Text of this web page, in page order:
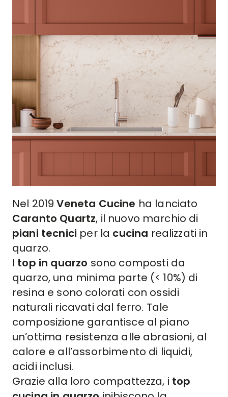
Nel 2019Veneta Cucine ha lanciato
Caranto Quartz, il nuovo marchio di
piani tecnici per la cucina realizzati in
quarzo.
I top in quarzo sono composti da
quarzo, una minima parte (< 10%) di
resina e sono colorati con ossidi
naturali ricavati dal ferro. Tale
composizione garantisce al piano
un’ottima resistenza alle abrasioni, al
calore e all’assorbimento di liquidi,
acidi inclusi.
Grazie alla loro compattezza, i top